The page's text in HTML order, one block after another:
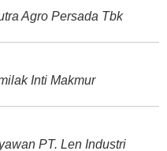
Agro Persada Tbk
Inti Makmur
PT. Len Industri